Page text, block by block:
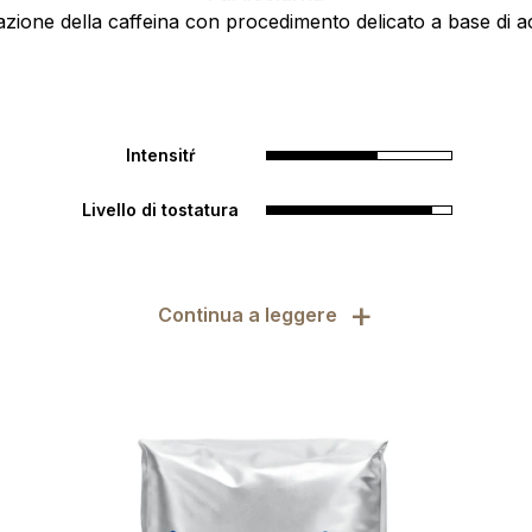
della caffeina con procedimento delicato a base di
Intensitŕ
Livello di tostatura
Continua a leggere +